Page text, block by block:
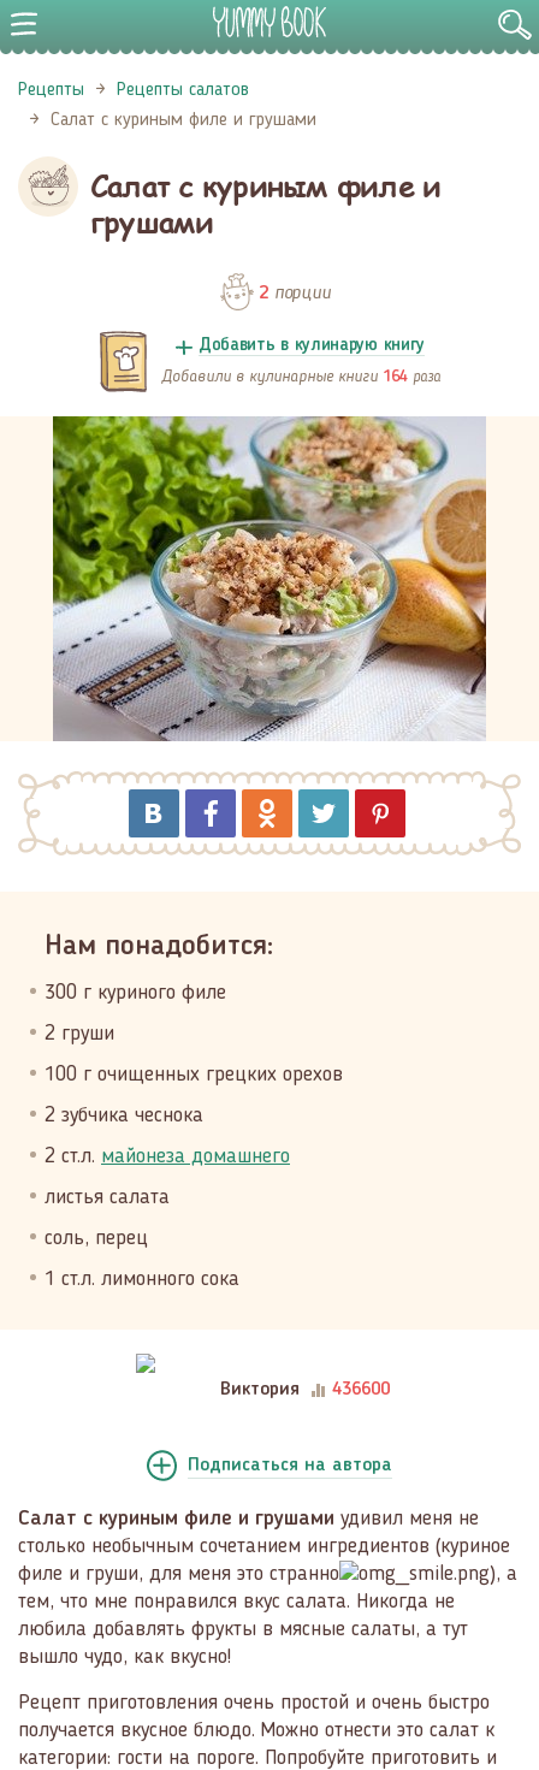
Рецепты
Рецепты салатов
Салат с куриным филе и грушами
Салат с куриным филе и
грушами
2порции
Добавить в кулинарую книгу
Добавили в кулинарные книги 164 раза
Нам понадобится:
300 г куриного филе
2 груши
100 г очищенных грецких орехов
2 зубчика чеснока
2 ст.л. майонеза домашнего
листья салата
соль, перец
1 ст.л. лимонного сока
Виктория 436600
Подписаться на автора
Салат с куриным филе и грушами удивил меня не
столько необычным сочетанием ингредиентов (куриное
филе и груши, для меня это странно
), а
тем, что мне понравился вкус салата. Никогда не
любила добавлять фрукты в мясные салаты, а тут
вышло чудо, как вкусно!
Рецепт приготовления очень простой и очень быстро
получается вкусное блюдо. Можно отнести это салат к
категории: гости на пороге. Попробуйте приготовить и